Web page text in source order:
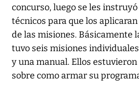
concurso, luego se les
técnicos para que los
de las misiones. Básicamente
tuvo seis misiones
y una manual. Ellos
sobre como armar su